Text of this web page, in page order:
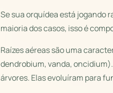
Se sua orquídea está jogando
maioria dos casos, isso é
Raízes aéreas são uma
dendrobium, vanda,
árvores. Elas evoluíram para